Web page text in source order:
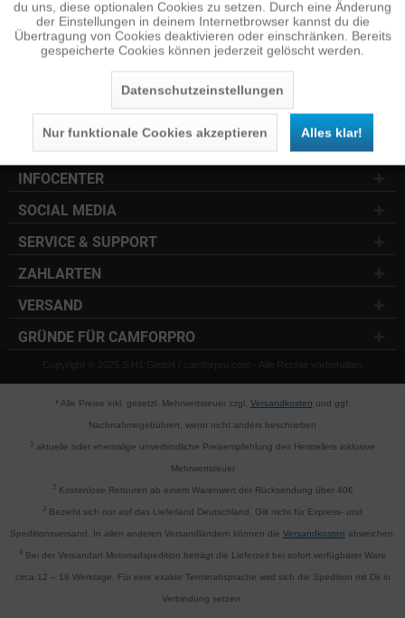
SENDEN
INFOCENTER
SOCIAL MEDIA
SERVICE & SUPPORT
ZAHLARTEN
VERSAND
GRÜNDE FÜR CAMFORPRO
Copyright © 2025 S.H1 GmbH / camforpro.com - Alle Rechte vorbehalten
* Alle Preise inkl. gesetzl. Mehrwertsteuer zzgl. Versandkosten und ggf.
Nachnahmegebühren, wenn nicht anders beschrieben
1 aktuelle oder ehemalige unverbindliche Preisempfehlung des Herstellers inklusive
Mehrwertsteuer
2Kostenlose Retouren ab einem Warenwert der Rücksendung über 40€
3 Bezieht sich nur auf das Lieferland Deutschland. Gilt nicht für Express- und
Speditionsversand. In allen anderen Versandländern können die Versandkosten abweichen.
4 Bei der Versandart Motorradspedition beträgt die Lieferzeit bei sofort verfügbarer Ware
circa 12 – 18 Werktage. Für eine exakte Terminabsprache wird sich die Spedition mit Dir in
Verbindung setzen.
Service Inaktiv
du uns, diese optionalen Cookies zu setzen. Durch eine Änderung
der Einstellungen in deinem Internetbrowser kannst du die
Übertragung von Cookies deaktivieren oder einschränken. Bereits
gespeicherte Cookies können jederzeit gelöscht werden.
Datenschutzeinstellungen
Nur funktionale Cookies akzeptieren Alles klar!